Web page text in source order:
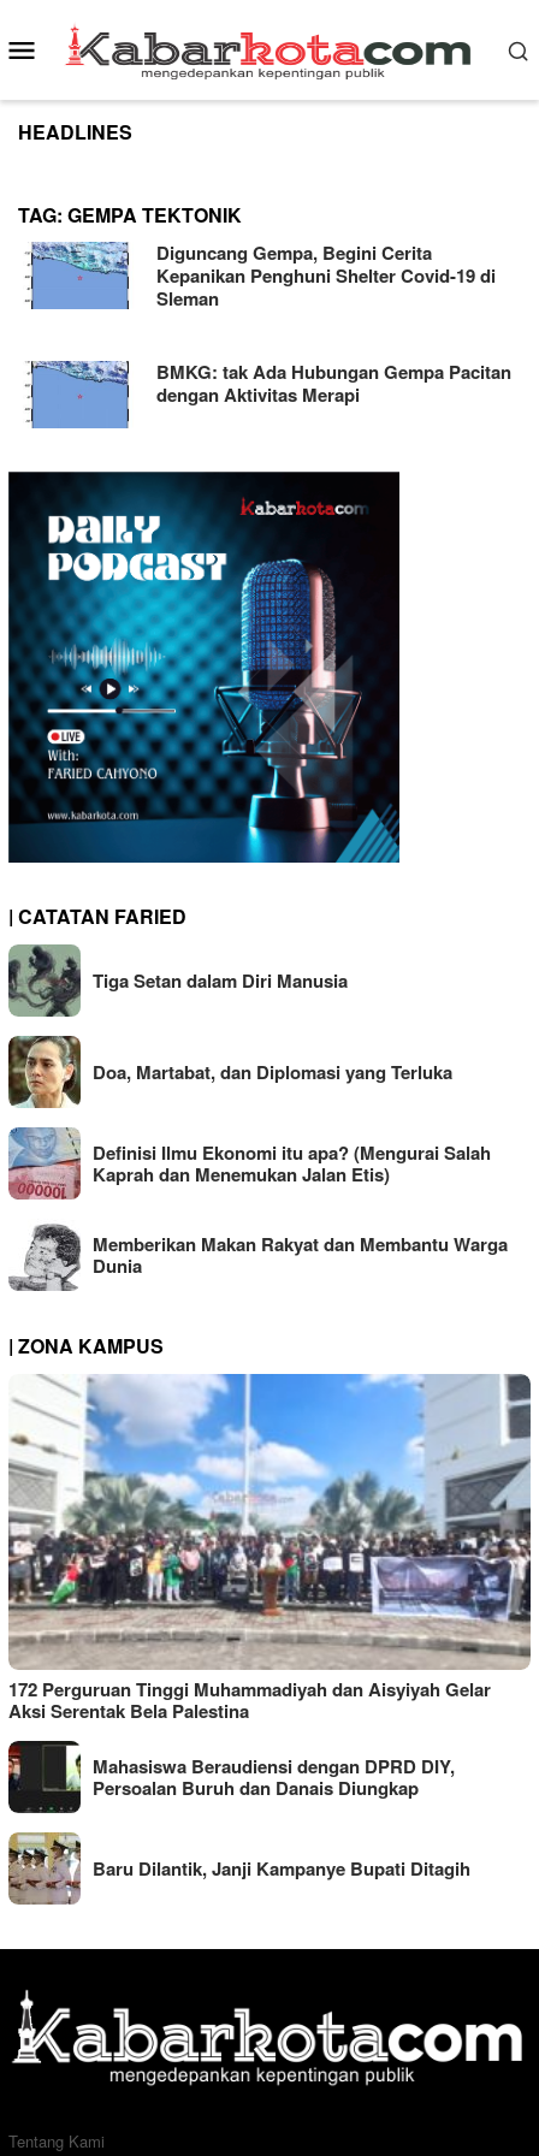
to
content
Mobile
Menu
HEADLINES
TAG: GEMPA TEKTONIK
Diguncang Gempa, Begini Cerita
Kepanikan Penghuni Shelter Covid-19 di
Sleman
BMKG: tak Ada Hubungan Gempa Pacitan
dengan Aktivitas Merapi
| CATATAN FARIED
Tiga Setan dalam Diri Manusia
Doa, Martabat, dan Diplomasi yang Terluka
Definisi Ilmu Ekonomi itu apa? (Mengurai Salah
Kaprah dan Menemukan Jalan Etis)
Memberikan Makan Rakyat dan Membantu Warga
Dunia
| ZONA KAMPUS
172 Perguruan Tinggi Muhammadiyah dan Aisyiyah Gelar
Aksi Serentak Bela Palestina
Mahasiswa Beraudiensi dengan DPRD DIY,
Persoalan Buruh dan Danais Diungkap
Baru Dilantik, Janji Kampanye Bupati Ditagih
Tentang Kami